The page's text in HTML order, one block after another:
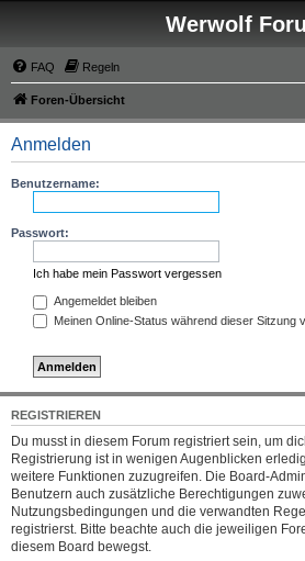
Werwolf
FAQ Regeln
Foren-Übersicht
Anmelden
Benutzername:
Passwort:
Ich habe mein Passwort vergessen
Angemeldet bleiben
Meinen Online-Status während dieser Sitzung
REGISTRIEREN
Du musst in diesem Forum registriert sein, um
Registrierung ist in wenigen Augenblicken
weitere Funktionen zuzugreifen. Die Board-
Benutzern auch zusätzliche Berechtigungen
Nutzungsbedingungen und die verwandten
registrierst. Bitte beachte auch die jeweiligen
diesem Board bewegst.